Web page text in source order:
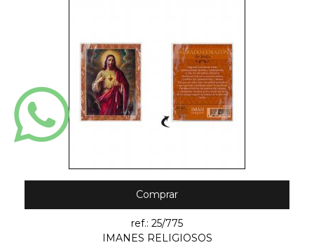
Comprar
ref.: 25/775
IMANES RELIGIOSOS